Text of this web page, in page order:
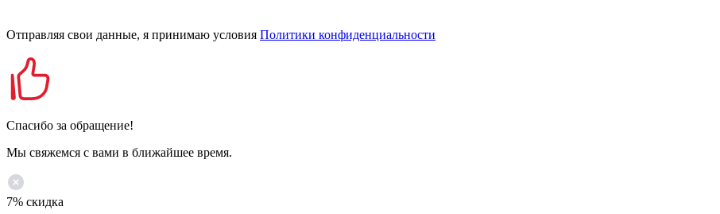
Отправляя свои данные, я принимаю условия Политики конфиденциальности
Спасибо за обращение!
Мы свяжемся с вами в ближайшее время.
7% скидка